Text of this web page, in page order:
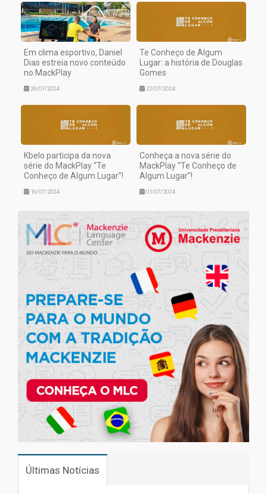
Em clima esportivo, Daniel
Dias estreia novo conteúdo
no MackPlay
26/07/2024
Te Conheço de Algum
Lugar: a história de Douglas
Gomes
22/07/2024
Kbelo participa da nova
série do MackPlay “Te
Conheço de Algum Lugar”!
16/07/2024
Conheça a nova série do
MackPlay “Te Conheço de
Algum Lugar”!
01/07/2024
Últimas Notícias